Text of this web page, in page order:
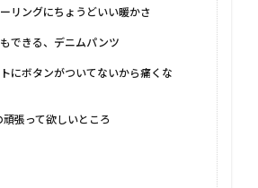
リングにちょうどいい暖かさ
できる、デニムパンツ
にボタンがついてないから痛くな
頑張って欲しいところ